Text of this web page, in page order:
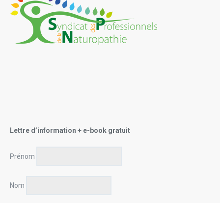
Lettre d’information + e-book gratuit
Prénom
Nom